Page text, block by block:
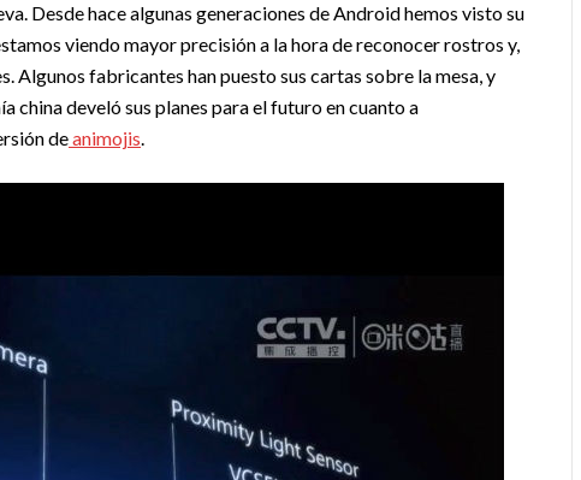
Desde hace algunas generaciones de Android hemos visto su
viendo mayor precisión a la hora de reconocer rostros y,
Algunos fabricantes han puesto sus cartas sobre la mesa, y
china develó sus planes para el futuro en cuanto a
deanimojis.